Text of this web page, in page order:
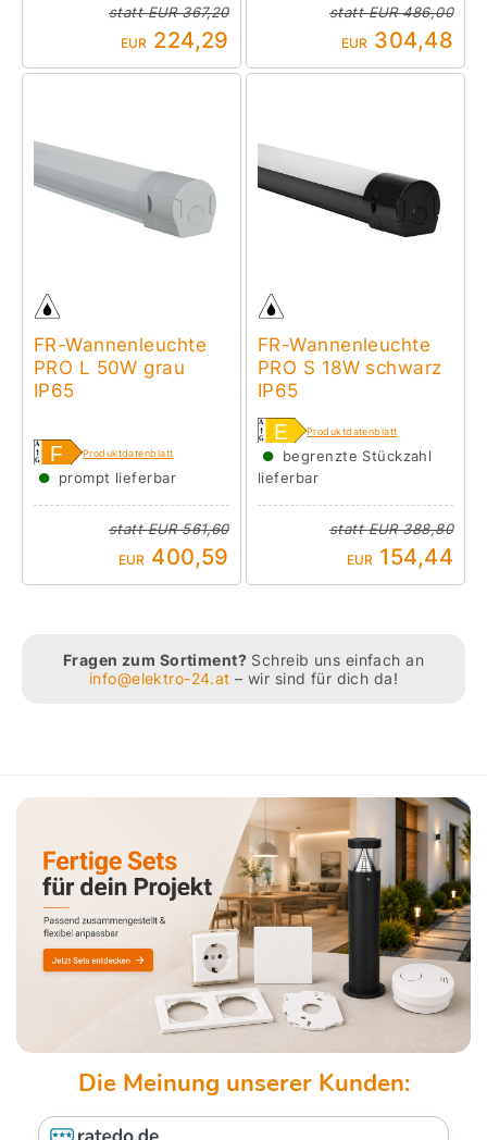
stattEUR 367,20
EUR 224,29
stattEUR 486,00
EUR 304,48
FR-Wannenleuchte
PRO L 50W grau
IP65
Produktdatenblatt
● prompt lieferbar
stattEUR 561,60
EUR 400,59
FR-Wannenleuchte
PRO S 18W schwarz
IP65
Produktdatenblatt
● begrenzte Stückzahl
lieferbar
stattEUR 388,80
EUR 154,44
Fragen zum Sortiment? Schreib uns einfach an
info@elektro-24.at – wir sind für dich da!